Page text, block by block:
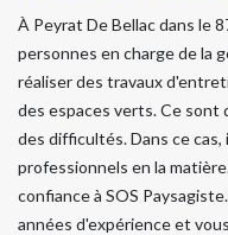
À Peyrat De Bellac dans le
personnes en charge de la
réaliser des travaux
des espaces verts. Ce
des difficultés. Dans ce
professionnels en la
confiance à SOS
années d'expérience et